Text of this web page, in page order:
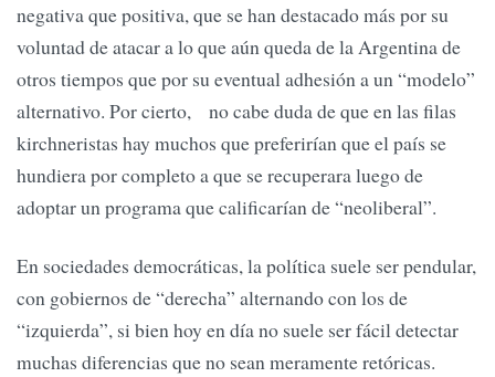
negativa que positiva, que se han destacado más por su
voluntad de atacar a lo que aún queda de la Argentina de
otros tiempos que por su eventual adhesión a un “modelo”
alternativo. Por cierto, no cabe duda de que en las filas
kirchneristas hay muchos que preferirían que el país se
hundiera por completo a que se recuperara luego de
adoptar un programa que calificarían de “neoliberal”.
En sociedades democráticas, la política suele ser pendular,
con gobiernos de “derecha” alternando con los de
“izquierda”, si bien hoy en día no suele ser fácil detectar
muchas diferencias que no sean meramente retóricas.